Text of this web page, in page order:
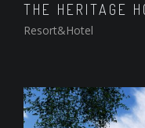
THE HERITAGE
Resort&Hotel